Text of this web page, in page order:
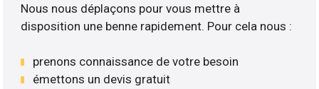
Nous nous déplaçons pour vous mettre à
disposition une benne rapidement. Pour cela nous :
prenons connaissance de votre besoin
émettons un devis gratuit